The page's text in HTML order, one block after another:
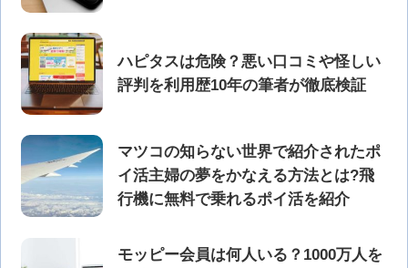
ハピタスは危険？悪い口コミや怪しい
評判を利用歴10年の筆者が徹底検証
マツコの知らない世界で紹介されたポ
イ活主婦の夢をかなえる方法とは?飛
行機に無料で乗れるポイ活を紹介
モッピー会員は何人いる？1000万人を